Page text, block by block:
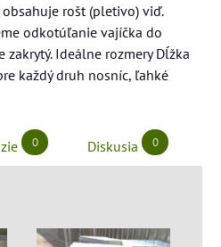
rošt (pletivo) viď.
odkotúľanie vajíčka do
zakrytý. Ideálne rozmery Dĺžka
každý druh nosníc, ľahké
0 Diskusia 0